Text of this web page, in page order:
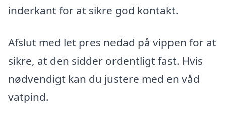
inderkant for at sikre god kontakt.
Afslut med let pres nedad på vippen for at
sikre, at den sidder ordentligt fast. Hvis
nødvendigt kan du justere med en våd
vatpind.